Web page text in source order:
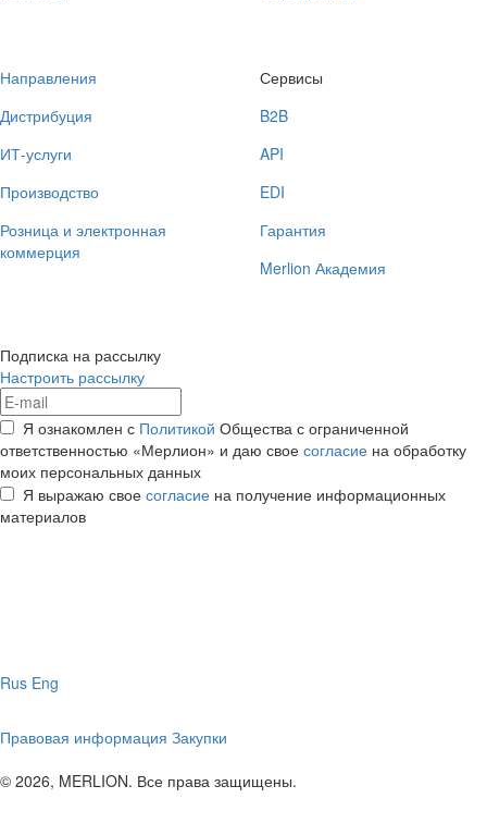
Направления
Дистрибуция
ИТ-услуги
Производство
Розница и электронная
коммерция
Сервисы
B2B
API
EDI
Гарантия
Merlion Академия
Подписка на рассылку
Настроить рассылку
Я ознакомлен с Политикой Общества с ограниченной
ответственностью «Мерлион» и даю свое согласие на обработку
моих персональных данных
Я выражаю свое согласие на получение информационных
материалов
Rus Eng
Правовая информация Закупки
© 2026, MERLION. Все права защищены.